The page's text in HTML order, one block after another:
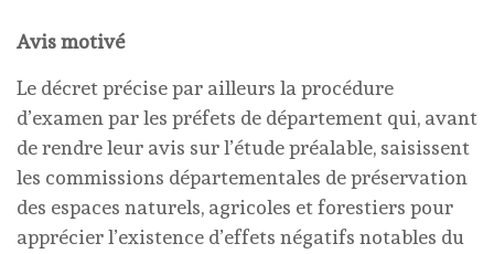
Avis motivé
Le décret précise par ailleurs la procédure
d’examen par les préfets de département qui, avant
de rendre leur avis sur l’étude préalable, saisissent
les commissions départementales de préservation
des espaces naturels, agricoles et forestiers pour
apprécier l’existence d’effets négatifs notables du